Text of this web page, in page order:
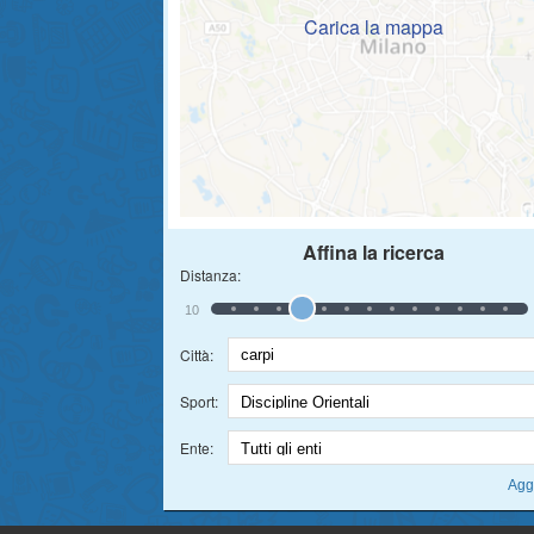
Carica la mappa
Affina la ricerca
Distanza:
10
Città:
Sport:
Ente: